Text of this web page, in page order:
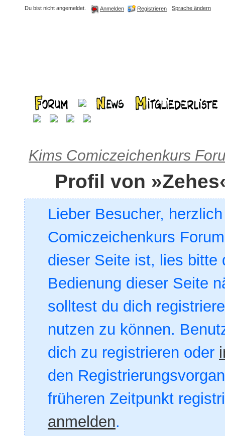
Du bist nicht angemeldet. Anmelden Registrieren Sprache ändern
Kims Comiczeichenkurs
Profil von
Lieber Besucher,
Comiczeichenkurs
dieser Seite ist, lies bitte
Bedienung dieser Seite
solltest du dich
nutzen zu können.
dich zu registrieren oder
den
früheren Zeitpunkt
anmelden.